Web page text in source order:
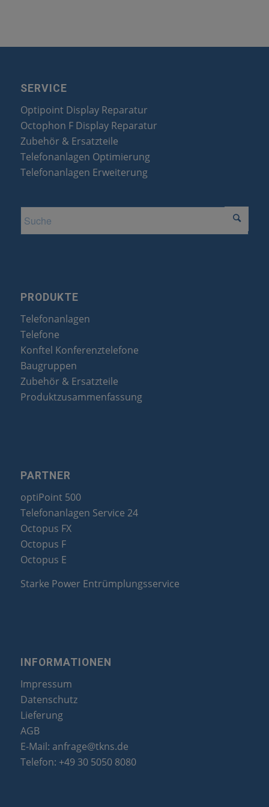
SERVICE
Optipoint Display Reparatur
Octophon F Display Reparatur
Zubehör & Ersatzteile
Telefonanlagen Optimierung
Telefonanlagen Erweiterung
PRODUKTE
Telefonanlagen
Telefone
Konftel Konferenztelefone
Baugruppen
Zubehör & Ersatzteile
Produktzusammenfassung
PARTNER
optiPoint 500
Telefonanlagen Service 24
Octopus FX
Octopus F
Octopus E
Starke Power Entrümplungsservice
INFORMATIONEN
Impressum
Datenschutz
Lieferung
AGB
E-Mail: anfrage@tkns.de
Telefon: +49 30 5050 8080